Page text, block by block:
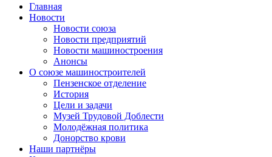
Главная
Новости
Новости союза
Новости предприятий
Новости машиностроения
Анонсы
О союзе машиностроителей
Пензенское отделение
История
Цели и задачи
Музей Трудовой Доблести
Молодёжная политика
Донорство крови
Наши партнёры